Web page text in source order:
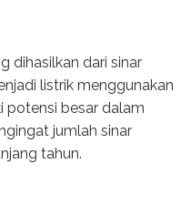
dihasilkan dari sinar
listrik menggunakan
potensi besar dalam
jumlah sinar
tahun.